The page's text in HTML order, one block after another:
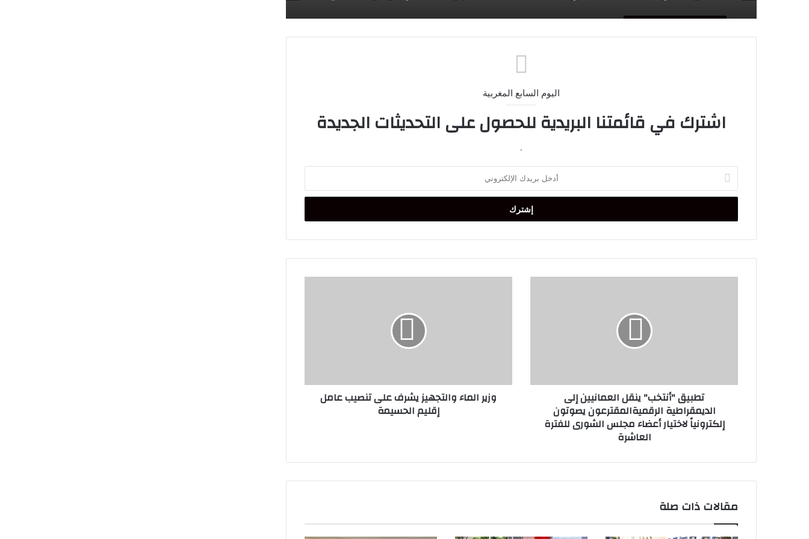
اليوم السابع المغربية
اشترك في قائمتنا البريدية للحصول على التحديثات الجديدة
.
أدخل
بريدك
الإلكتروني
إلكترونياً
مجلس
الشورى
تطبيق "أنتخب" ينقل العمانيين إلى
الديمقراطية الرقميةالمقترعون يصوتون
إلكترونياً لاختيار أعضاء مجلس الشورى للفترة
العاشرة
الحسيمة
وزير الماء والتجهيز يشرف على تنصيب عامل
إقليم الحسيمة
مقالات ذات صلة